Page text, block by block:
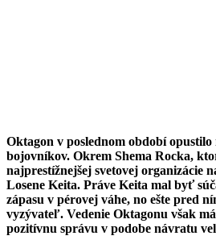
Oktagon v poslednom období
bojovníkov. Okrem Shema Rocka,
najprestížnejšej svetovej organizácie
Losene Keita. Práve Keita mal byť
zápasu v pérovej váhe, no ešte pred
vyzývateľ. Vedenie Oktagonu však
pozitívnu správu v podobe návratu